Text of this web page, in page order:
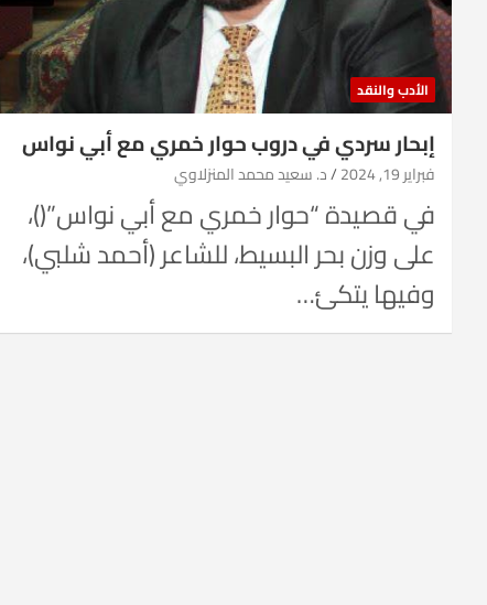
الأدب والنقد
إبحار سردي في دروب حوار خمري مع أبي نواس
فبراير 19, 2024 د. سعيد محمد المنزلاوي
في قصيدة “حوار خمري مع أبي نواس”()،
على وزن بحر البسيط، للشاعر (أحمد شلبي)،
وفيها يتكئ…